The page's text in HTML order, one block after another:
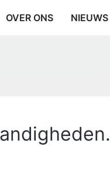
OVER ONS NIEUWS